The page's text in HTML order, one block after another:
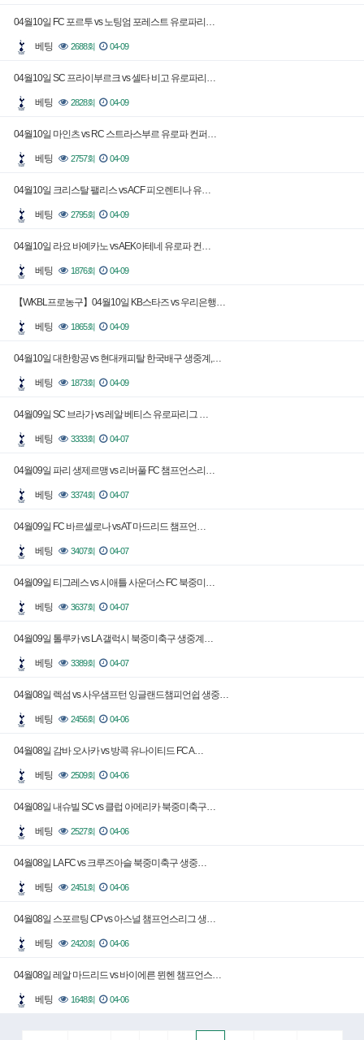
04월10일 FC 포르투 vs 노팅엄 포레스트 유로파리…
베팅 2688회 04-09
04월10일 SC 프라이부르크 vs 셀타 비고 유로파리…
베팅 2828회 04-09
04월10일 마인츠 vs RC 스트라스부르 유로파 컨퍼…
베팅 2757회 04-09
04월10일 크리스탈 팰리스 vs ACF 피오렌티나 유…
베팅 2795회 04-09
04월10일 라요 바예카노 vs AEK아테네 유로파 컨…
베팅 1876회 04-09
【WKBL프로농구】04월10일 KB스타즈 vs 우리은행…
베팅 1865회 04-09
04월10일 대한항공 vs 현대캐피탈 한국배구 생중계,…
베팅 1873회 04-09
04월09일 SC 브라가 vs 레알 베티스 유로파리그 …
베팅 3333회 04-07
04월09일 파리 생제르맹 vs 리버풀 FC 챔프언스리…
베팅 3374회 04-07
04월09일 FC 바르셀로나 vs AT 마드리드 챔프언…
베팅 3407회 04-07
04월09일 티그레스 vs 시애틀 사운더스 FC 북중미…
베팅 3637회 04-07
04월09일 톨루카 vs LA 갤럭시 북중미축구 생중계…
베팅 3389회 04-07
04월08일 렉섬 vs 사우샘프턴 잉글랜드챔피언쉽 생중…
베팅 2456회 04-06
04월08일 감바 오사카 vs 방콕 유나이티드 FC A…
베팅 2509회 04-06
04월08일 내슈빌 SC vs 클럽 아메리카 북중미축구…
베팅 2527회 04-06
04월08일 LA FC vs 크루즈아슬 북중미축구 생중…
베팅 2451회 04-06
04월08일 스포르팅 CP vs 아스널 챔프언스리그 생…
베팅 2420회 04-06
04월08일 레알 마드리드 vs 바이에른 뮌헨 챔프언스…
베팅 1648회 04-06